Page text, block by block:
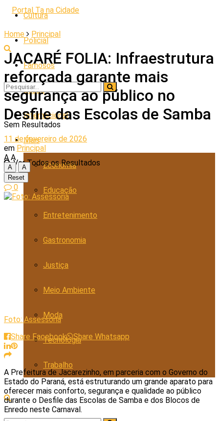
Cultura
Policial
Famosos
Saúde
Internacional
Mais
Economia
Educação
Entretenimento
Gastronomia
Justiça
Meio Ambiente
Moda
Tecnologia
Trabalho
Sem Resultados
Ver Todos os Resultados
Home Principal
JACARÉ FOLIA: Infraestrutura
reforçada garante mais
segurança ao público no
Desfile das Escolas de Samba
11 de fevereiro de 2026
em Principal
A A
A
A
Reset
0
Foto: Assessoria
Share Facebook
Share Whatsapp
A Prefeitura de Jacarezinho, em parceria com o Governo do
Estado do Paraná, está estruturando um grande aparato para
oferecer mais conforto, segurança e qualidade ao público
durante o Desfile das Escolas de Samba e dos Blocos de
Enredo neste Carnaval.